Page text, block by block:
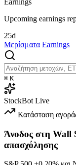
Earnings
Upcoming earnings
25d
Μερίσματα Earnings
⌘ K
StockBot Live
Κατάσταση
Άνοδος στη Wall
απασχόλησης